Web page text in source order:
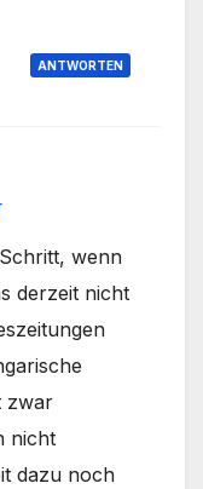
ANTWORTEN
wenn
derzeit nicht
zwar
nicht
dazu noch